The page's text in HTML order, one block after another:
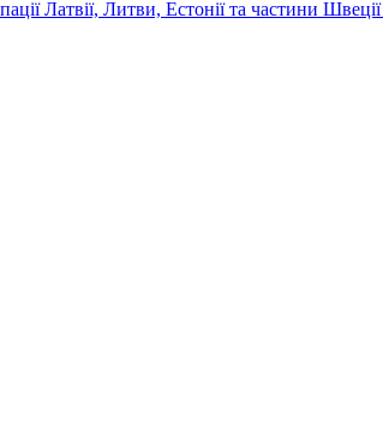
Латвії, Литви, Естонії та частини Швеції